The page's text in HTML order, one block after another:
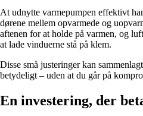
At udnytte varmepumpen effektivt
dørene mellem opvarmede og
aftenen for at holde på varmen, og
at lade vinduerne stå på klem.
Disse små justeringer kan
betydeligt – uden at du går på
En investering, der